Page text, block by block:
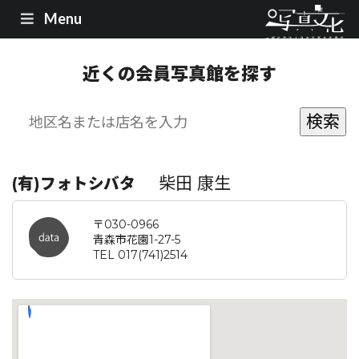
Menu
近くの会員写真館を探す
(有)フォトシバタ 柴田 康生
〒030-0966
青森市花園1-27-5
TEL 017(741)2514